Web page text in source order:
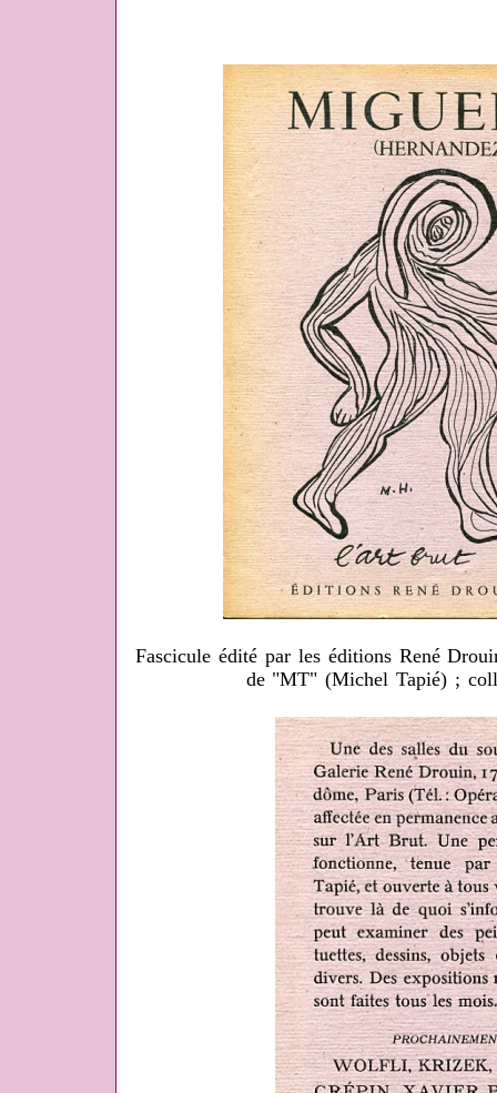
Fascicule édité par les éditions René
de "MT" (Michel Tapié) ;